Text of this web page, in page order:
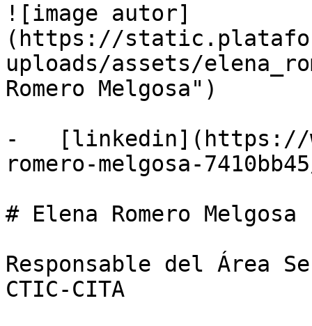
![image autor]
(https://
uploads/assets/
Romero Melgosa")
-   [linkedin](https://
romero-melgosa-
# Elena Romero Melgosa
Responsable del Área
CTIC-CITA